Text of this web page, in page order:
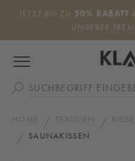
Zum Hauptinhalt springen
JETZT BIS ZU 50% RABATT
UNSERER
HOME TEXTILIEN
SAUNAKISSEN